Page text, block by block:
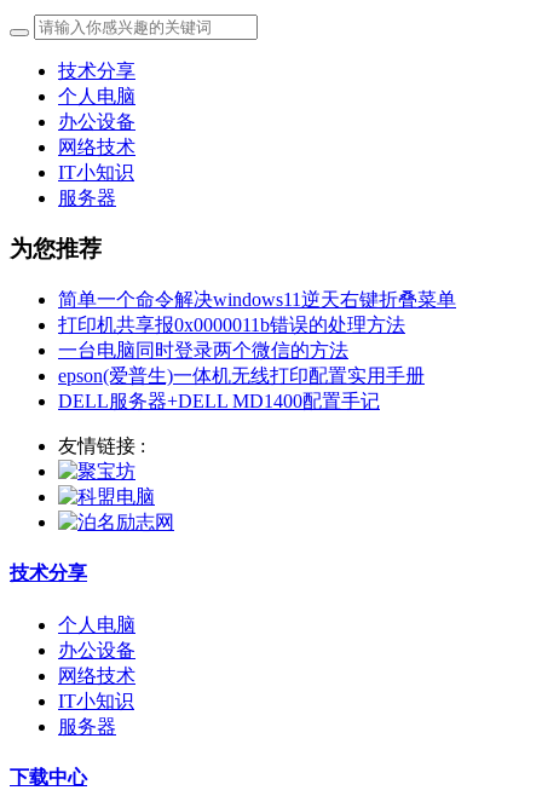
技术分享
个人电脑
办公设备
网络技术
IT小知识
服务器
为您推荐
简单一个命令解决windows11逆天右键折叠菜单
打印机共享报0x0000011b错误的处理方法
一台电脑同时登录两个微信的方法
epson(爱普生)一体机无线打印配置实用手册
DELL服务器+DELL MD1400配置手记
友情链接 :
技术分享
个人电脑
办公设备
网络技术
IT小知识
服务器
下载中心